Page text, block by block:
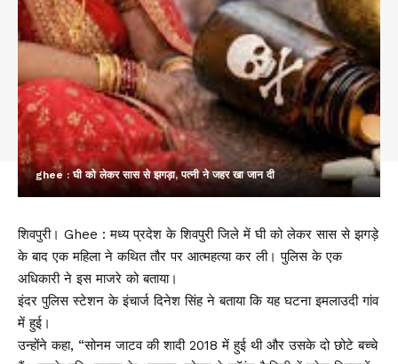
ghee : घी को लेकर सास से झगड़ा, पत्नी ने जहर खा जान दी
शिवपुरी। Ghee : मध्य प्रदेश के शिवपुरी जिले में घी को लेकर सास से झगड़े
के बाद एक महिला ने कथित तौर पर आत्महत्या कर ली। पुलिस के एक
अधिकारी ने इस माजरे को बताया।
इंदर पुलिस स्टेशन के इंचार्ज दिनेश सिंह ने बताया कि यह घटना इमलाउदी गांव
में हुई।
उन्होंने कहा, “सोनम जाटव की शादी 2018 में हुई थी और उसके दो छोटे बच्चे